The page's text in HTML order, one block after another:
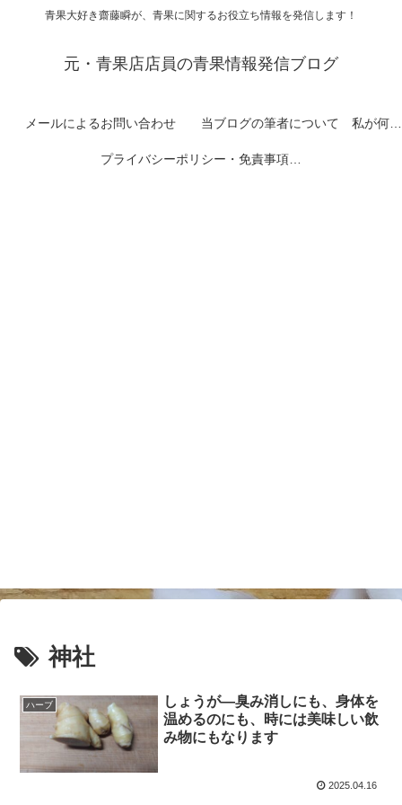
青果大好き齋藤瞬が、青果に関するお役立ち情報を発信します！
元・青果店店員の青果情報発信ブログ
メールによるお問い合わせ 当ブログの筆者について 私が何者なのかを紹介します
プライバシーポリシー・免責事項など
神社
ハーブ
しょうが―臭み消しにも、身体を
温めるのにも、時には美味しい飲
み物にもなります
2025.04.16